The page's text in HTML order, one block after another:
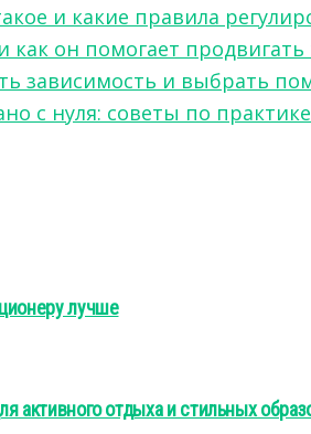
и какие правила
как он помогает продвигать
зависимость и выбрать
с нуля: советы по
лучше
активного отдыха и стильных